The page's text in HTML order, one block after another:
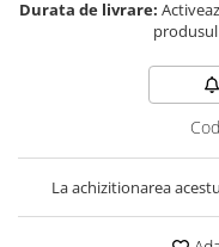
Durata de livrare:
La achizitionarea